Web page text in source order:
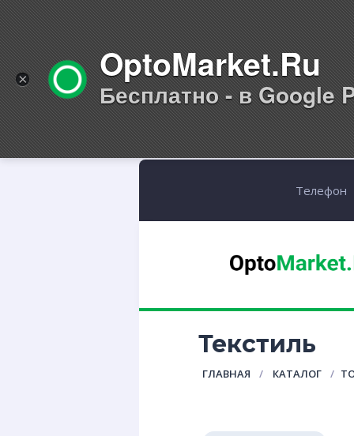
Телефон
Текстиль
ГЛАВНАЯ КАТАЛОГ
× OptoMarket.Ru
Бесплатно - в Google